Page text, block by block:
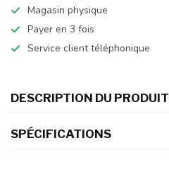
Magasin physique
Payer en 3 fois
Service client téléphonique
DESCRIPTION DU PRODUIT
SPÉCIFICATIONS